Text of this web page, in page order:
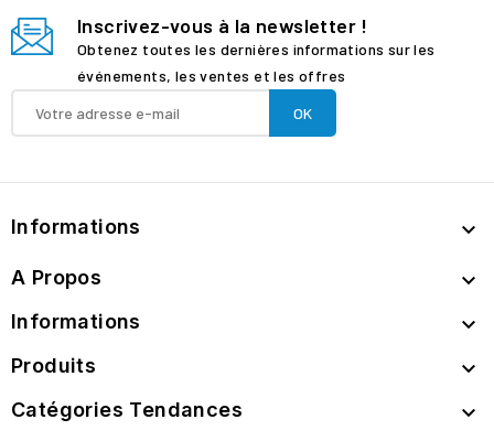
Inscrivez-vous à la newsletter !
Obtenez toutes les dernières informations sur les
événements, les ventes et les offres
Informations 
A Propos 
Informations 
Produits 
Catégories Tendances 